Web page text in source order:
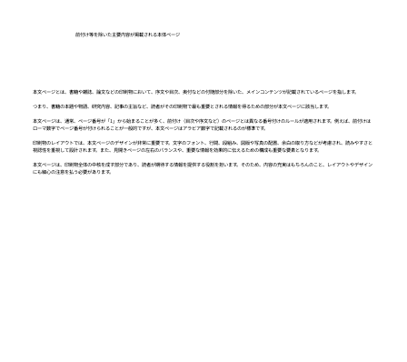
前付け等を除いた主要内容が掲載される本体ページ
本文ページとは、書籍や雑誌、論文などの印刷物において、序文や目次、奥付などの付随部分を除いた、メインコンテンツが記載されているページを指します。
つまり、書籍の本題や物語、研究内容、記事の主旨など、読者がその印刷物で最も重要とされる情報を得るための部分が本文ページに該当します。
本文ページは、通常、ページ番号が「1」から始まることが多く、前付け（目次や序文など）のページとは異なる番号付けのルールが適用されます。例えば、前付けは
ローマ数字でページ番号が付けられることが一般的ですが、本文ページはアラビア数字で記載されるのが標準です。
印刷物のレイアウトでは、本文ページのデザインが非常に重要です。文字のフォント、行間、段組み、図版や写真の配置、余白の取り方などが考慮され、読みやすさと
視認性を重視して設計されます。また、見開きページの左右のバランスや、重要な情報を効果的に伝えるための構成も重要な要素となります。
本文ページは、印刷物全体の中核を成す部分であり、読者が期待する情報を提供する役割を担います。そのため、内容の充実はもちろんのこと、レイアウトやデザイン
にも細心の注意を払う必要があります。